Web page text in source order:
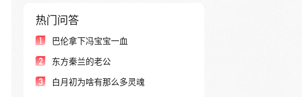
热门问答
1 巴伦拿下冯宝宝一血
2 东方秦兰的老公
3 白月初为啥有那么多灵魂